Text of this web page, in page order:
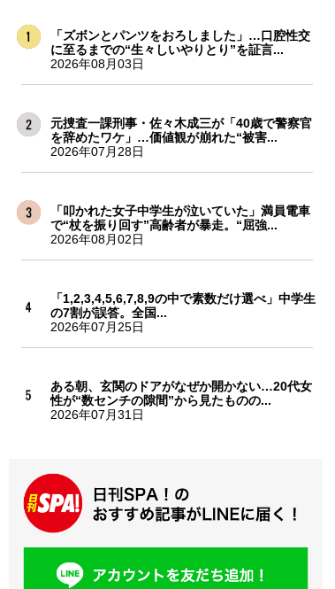
「ズボンとパンツをおろしました」…口腔性交
に至るまでの“生々しいやりとり”を証言...
2026年08月03日
元捜査一課刑事・佐々木成三が「40歳で警察官
を辞めたワケ」…価値観が崩れた“被害...
2026年07月28日
「叩かれた女子中学生が泣いていた」満員電車
で“杖を振り回す”高齢者が暴走。“屈強...
2026年08月02日
「1,2,3,4,5,6,7,8,9の中で素数だけ選べ」中学生
の7割が誤答。全国...
2026年07月25日
ある朝、玄関のドアがなぜか開かない…20代女
性が“数センチの隙間”から見たものの...
2026年07月31日